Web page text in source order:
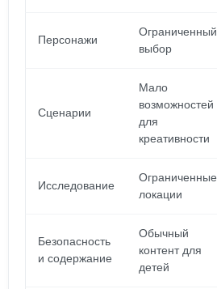
Персонажи
Ограниченный
выбор
Сценарии
Мало
возможностей
для
креативности
Исследование
Ограниченные
локации
Безопасность
и содержание
Обычный
контент для
детей